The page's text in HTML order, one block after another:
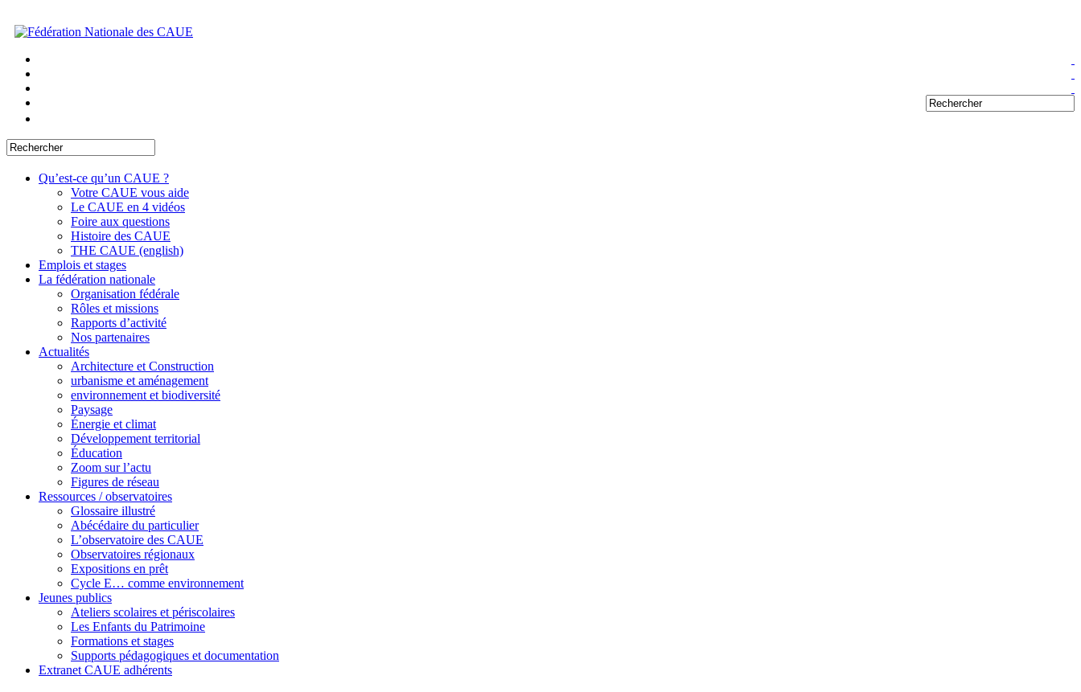
Qu’est-ce qu’un CAUE ?
Votre CAUE vous aide
Le CAUE en 4 vidéos
Foire aux questions
Histoire des CAUE
THE CAUE (english)
Emplois et stages
La fédération nationale
Organisation fédérale
Rôles et missions
Rapports d’activité
Nos partenaires
Actualités
Architecture et Construction
urbanisme et aménagement
environnement et biodiversité
Paysage
Énergie et climat
Développement territorial
Éducation
Zoom sur l’actu
Figures de réseau
Ressources / observatoires
Glossaire illustré
Abécédaire du particulier
L’observatoire des CAUE
Observatoires régionaux
Expositions en prêt
Cycle E… comme environnement
Jeunes publics
Ateliers scolaires et périscolaires
Les Enfants du Patrimoine
Formations et stages
Supports pédagogiques et documentation
Extranet CAUE adhérents